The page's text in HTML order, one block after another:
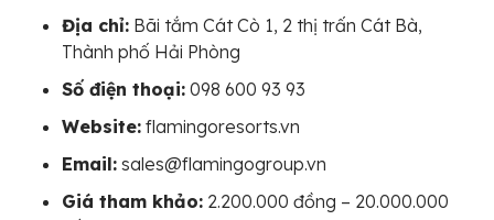
Địa chỉ: Bãi tắm Cát Cò 1, 2 thị trấn Cát Bà,
Thành phố Hải Phòng
Số điện thoại: 098 600 93 93
Website: flamingoresorts.vn
Email: sales@flamingogroup.vn
Giá tham khảo: 2.200.000 đồng – 20.000.000